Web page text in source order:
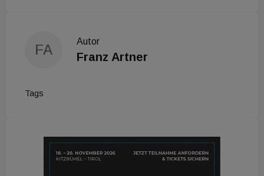
FA
Autor
Franz Artner
Tags